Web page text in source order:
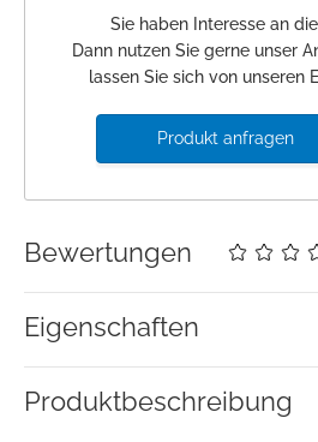
Sie haben Interesse an
Dann nutzen Sie gerne unser
lassen Sie sich von unseren
Produkt anfragen
Bewertungen
Eigenschaften
Produkt­beschreibung